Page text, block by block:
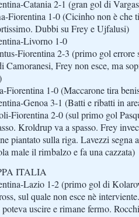
Catania 2-1 (gran gol di
Fiorentina 1-0 (Cicinho non è che
Dubbi su Frey e Ujfalusi)
Livorno 1-0
Fiorentina 2-3 (primo gol errore
Camoranesi, Frey non esce, ma
Fiorentina 1-0 (Maccarone tira
Genoa 3-1 (Batti e ribatti in
Fiorentina 2-0 (sul primo gol
Kroldrup va a spasso. Frey
piantato sulla riga. Lavezzi segna
male il rimbalzo e fa una cazzata)
ITALIA
Lazio 1-2 (primo gol di
sul quale non esce nè
uscire e rimane fermo.